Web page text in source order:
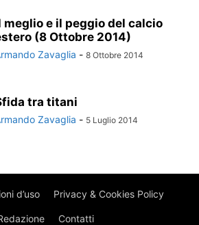
meglio e il peggio del calcio
(8 Ottobre 2014)
Zavaglia - 8 Ottobre 2014
tra titani
Zavaglia - 5 Luglio 2014
d’uso Privacy & Cookies Policy
Contatti